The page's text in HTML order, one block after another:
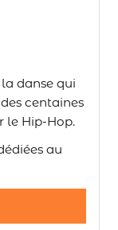
danse qui
centaines
le Hip-Hop.
au